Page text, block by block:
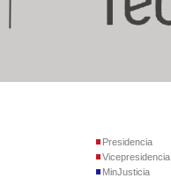
Presidencia
Vicepresidencia
MinJusticia